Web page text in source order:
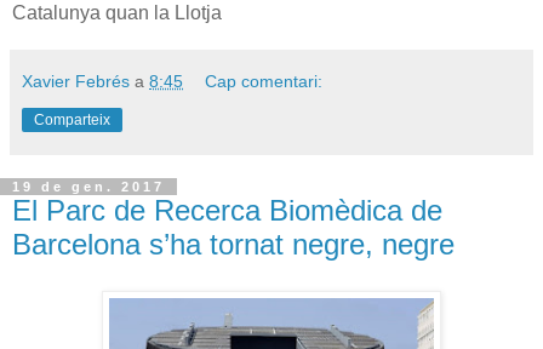
Catalunya quan la Llotja
Xavier Febrés a 8:45 Cap comentari:
Comparteix
19 de gen. 2017
El Parc de Recerca Biomèdica de
Barcelona s’ha tornat negre, negre